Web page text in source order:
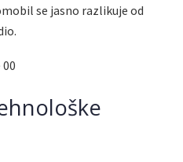
se jasno razlikuje od